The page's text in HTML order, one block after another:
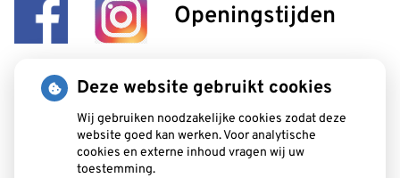
Openingstijden
Maandag:
08:00 - 17:15
Dinsdag:
08:00 - 17:15
Woensdag:
08:00 - 17:15
Donderdag:
08:00 - 17:15
Deze website gebruikt cookies
Wij gebruiken noodzakelijke cookies zodat deze
website goed kan werken. Voor analytische
cookies en externe inhoud vragen wij uw
toestemming.